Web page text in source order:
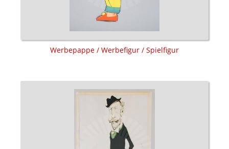
Werbepappe / Werbefigur / Spielfigur